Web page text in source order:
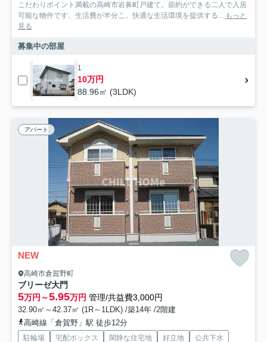
こだわりポイント満載の高崎市岩鼻町戸建て。節約ができる二人で入居
可能な物件です、生活費が半分こ。快適な生活環境を提供する... もっと
見る
募集中の部屋
1
10万円
88.96㎡ (3LDK)
アパート
NEW
高崎市倉賀野町
ブリーゼ大門
5万円～5.95万円 管理/共益費3,000円
32.90㎡～42.37㎡ (1R～1LDK) /築14年 /2階建
高崎線「倉賀野」駅 徒歩12分
駐輪場 宅配ボックス 閑静な住宅地 好立地 公共下水